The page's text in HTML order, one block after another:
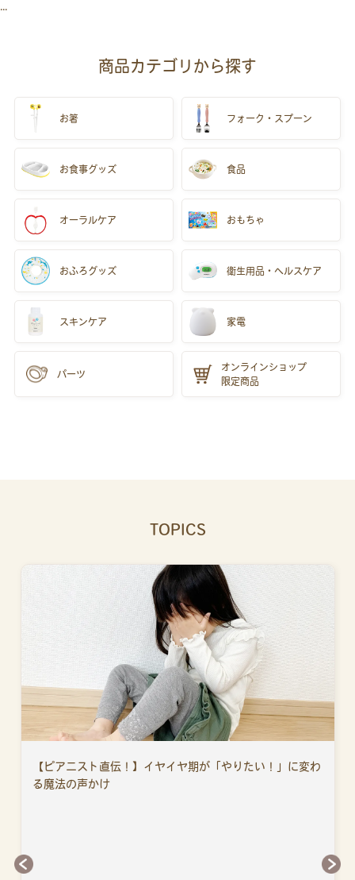
...
商品カテゴリから探す
お箸 フォーク・スプーン
お食事グッズ 食品
オーラルケア おもちゃ
おふろグッズ 衛生用品・ヘルスケア
スキンケア 家電
パーツ
オンラインショップ
限定商品
TOPICS
【ピアニスト直伝！】イヤイヤ期が「やりたい！」に変わ
る魔法の声かけ